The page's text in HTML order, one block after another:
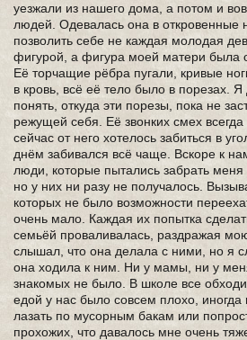
уезжали из нашего дома, а потом и
людей. Одевалась она в откровенные
позволить себе не каждая молодая
фигурой, а фигура моей матери была
Её торчащие рёбра пугали, кривые
в кровь, всё её тело было в порезах.
понять, откуда эти порезы, пока не
режущей себя. Её звонких смех
сейчас от него хотелось забиться в
днём забивался всё чаще. Вскоре к
люди, которые пытались забрать
но у них ни разу не получалось.
которых не было возможности
очень мало. Каждая их попытка
семьёй проваливалась, раздражая
слышал, что она делала с ними, но я
она ходила к ним. Ни у мамы, ни у
знакомых не было. В школе все
едой у нас было совсем плохо,
лазать по мусорным бакам или
прохожих, что давалось мне очень